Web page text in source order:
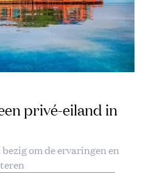
privé-eiland in
om de ervaringen en